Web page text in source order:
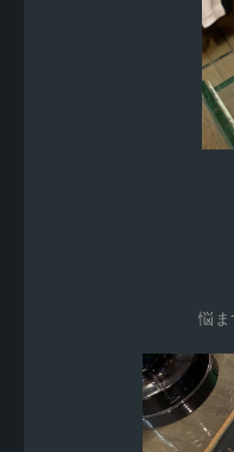
悩ま